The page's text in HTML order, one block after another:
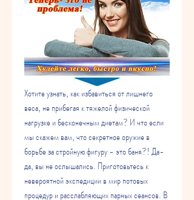
Хотите узнать, как избавиться от лишнего
веса, не прибегая к тяжелой физической
нагрузке и бесконечным диетам? И что если
мы скажем вам, что секретное оружие в
борьбе за стройную фигуру - это баня?! Да-
да, вы не ослышались. Приготовьтесь к
невероятной экспедиции в мир потовых
процедур и расслабляющих парных сеансов. В